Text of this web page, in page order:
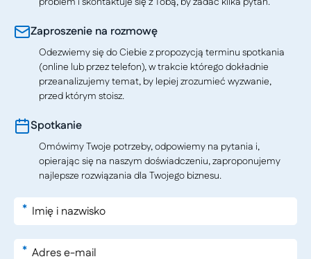
Zaproszenie na rozmowę
Odezwiemy się do Ciebie z propozycją terminu spotkania
(online lub przez telefon), w trakcie którego dokładnie
przeanalizujemy temat, by lepiej zrozumieć wyzwanie,
przed którym stoisz.
Spotkanie
Omówimy Twoje potrzeby, odpowiemy na pytania i,
opierając się na naszym doświadczeniu, zaproponujemy
najlepsze rozwiązania dla Twojego biznesu.
*
*